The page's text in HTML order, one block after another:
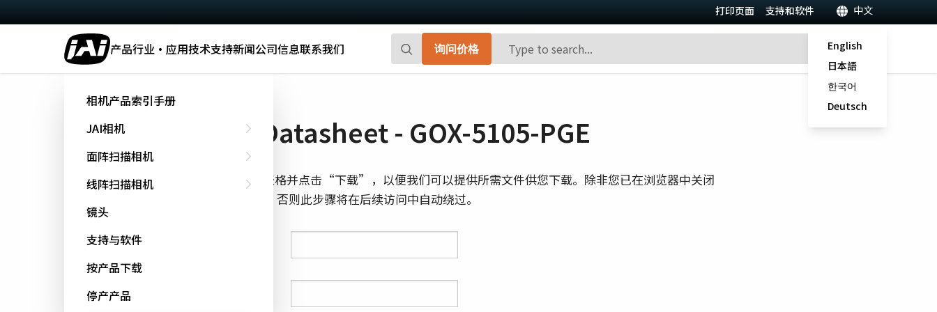
打印页面 支持和软件 中文
English
日本語
한국어
Deutsch
产品行业·应用技术支持新闻公司信息联系我们 询问价格
相机产品索引手册
JAI相机
面阵扫描相机
线阵扫描相机
镜头
支持与软件
按产品下载
停产产品
系统的CMOS区域扫描相机。
高帧率和前沿的传感器技术。
Spark系列
先进的面阵扫描相机，能够提供高分辨
率、高帧率和高图像质量。
Fusion系列
多传感器多光谱面阵扫描相机，具备适用
于专业成像应用的独特功能。
可订制搭载有两个或三个传感器的多光谱
3-CMOS棱镜式RGB面阵扫描相机，能够比
下载 Datasheet - GOX-5105-PGE
填写下面的表格并点击“下载”，以便我们可以提供所需文件供您下载。除非您已在浏览器中关闭
cookie跟踪，否则此步骤将在后续访问中自动绕过。